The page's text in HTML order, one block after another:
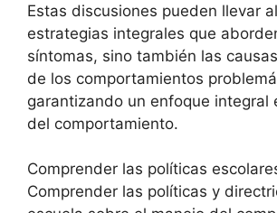
Estas discusiones pueden llevar
estrategias integrales que
síntomas, sino también las
de los comportamientos
garantizando un enfoque integral
del comportamiento.
Comprender las políticas
Comprender las políticas y